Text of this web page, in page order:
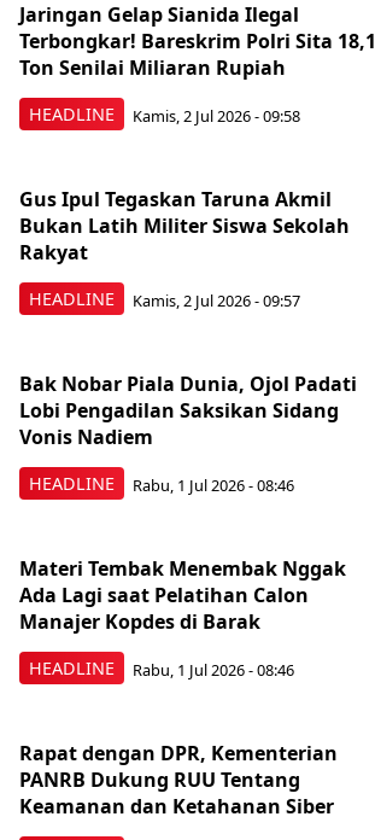
HEADLINE
Jaringan Gelap Sianida Ilegal
Terbongkar! Bareskrim Polri Sita 18,1
Ton Senilai Miliaran Rupiah
Kamis, 2 Jul 2026 - 09:58
HEADLINE
Gus Ipul Tegaskan Taruna Akmil
Bukan Latih Militer Siswa Sekolah
Rakyat
Kamis, 2 Jul 2026 - 09:57
HEADLINE
Bak Nobar Piala Dunia, Ojol Padati
Lobi Pengadilan Saksikan Sidang
Vonis Nadiem
Rabu, 1 Jul 2026 - 08:46
HEADLINE
Materi Tembak Menembak Nggak
Ada Lagi saat Pelatihan Calon
Manajer Kopdes di Barak
Rabu, 1 Jul 2026 - 08:46
Rapat dengan DPR, Kementerian
PANRB Dukung RUU Tentang
Keamanan dan Ketahanan Siber